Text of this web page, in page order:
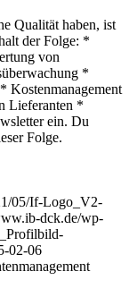
Qualität haben, ist
der Folge: *
von
*
Kostenmanagement
Lieferanten *
ein. Du
Folge.
05/If-Logo_V2-
dck.de/wp-
02-06